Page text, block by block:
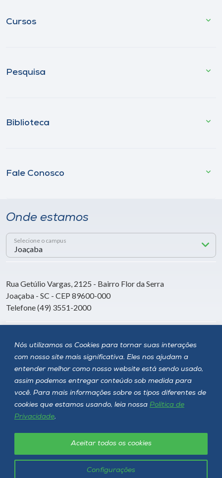
Nós utilizamos os Cookies para tornar suas interações
com nosso site mais significativa. Eles nos ajudam a
entender melhor como nosso website está sendo usado,
assim podemos entregar conteúdo sob medida para
você. Para mais informações sobre os tipos diferentes de
cookies que estamos usando, leia nossa Política de
Privacidade.
Configurações
Aceitar todos os cookies
Cursos
Pesquisa
Biblioteca
Fale Conosco
Onde estamos
Selecione o campus
Rua Getúlio Vargas, 2125 - Bairro Flor da Serra
Joaçaba - SC - CEP 89600-000
Telefone (49) 3551-2000
Siga a Unoesc
Unoesc © 2026 - Todos os direitos reservados
Política de privacidade LGPD